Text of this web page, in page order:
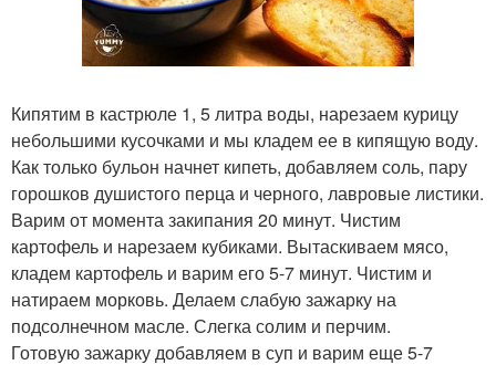
Кипятим в кастрюле 1, 5 литра воды, нарезаем курицу
небольшими кусочками и мы кладем ее в кипящую воду.
Как только бульон начнет кипеть, добавляем соль, пару
горошков душистого перца и черного, лавровые листики.
Варим от момента закипания 20 минут. Чистим
картофель и нарезаем кубиками. Вытаскиваем мясо,
кладем картофель и варим его 5-7 минут. Чистим и
натираем морковь. Делаем слабую зажарку на
подсолнечном масле. Слегка солим и перчим.
Готовую зажарку добавляем в суп и варим еще 5-7